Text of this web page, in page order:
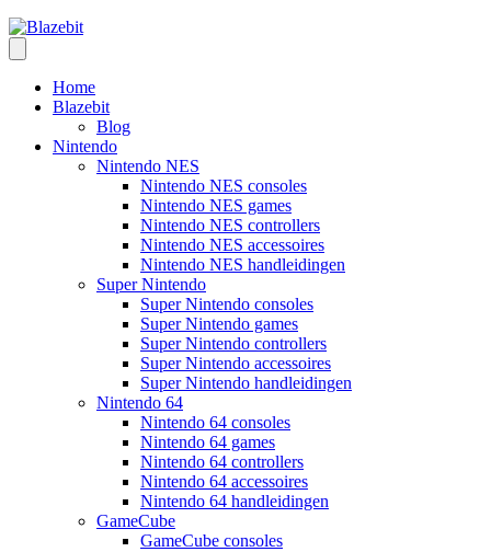
Home
Blazebit
Blog
Nintendo
Nintendo NES
Nintendo NES consoles
Nintendo NES games
Nintendo NES controllers
Nintendo NES accessoires
Nintendo NES handleidingen
Super Nintendo
Super Nintendo consoles
Super Nintendo games
Super Nintendo controllers
Super Nintendo accessoires
Super Nintendo handleidingen
Nintendo 64
Nintendo 64 consoles
Nintendo 64 games
Nintendo 64 controllers
Nintendo 64 accessoires
Nintendo 64 handleidingen
GameCube
GameCube consoles